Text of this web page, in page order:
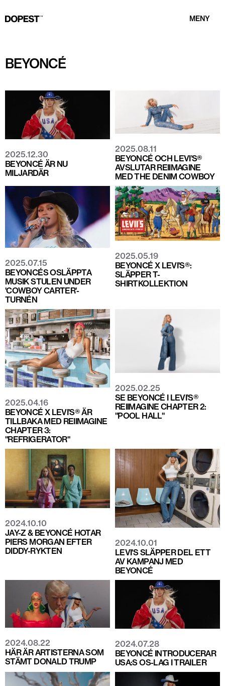
MENY
BEYONCÉ
2025.12.30
BEYONCÉ ÄR NU
MILJARDÄR
2025.08.11
BEYONCÉ OCH LEVI’S®
AVSLUTAR REIIMAGINE
MED THE DENIM COWBOY
2025.07.15
BEYONCÉS OSLÄPPTA
MUSIK STULEN UNDER
'COWBOY CARTER'-
TURNÉN
2025.05.19
BEYONCÉ X LEVI’S®:
SLÄPPER T-
SHIRTKOLLEKTION
2025.04.16
BEYONCÉ X LEVI’S® ÄR
TILLBAKA MED REIIMAGINE
CHAPTER 3:
"REFRIGERATOR"
2025.02.25
SE BEYONCÉ I LEVI’S®
REIIMAGINE CHAPTER 2:
"POOL HALL"
2024.10.10
JAY-Z & BEYONCÉ HOTAR
PIERS MORGAN EFTER
DIDDY-RYKTEN
2024.10.01
LEVI'S SLÄPPER DEL ETT
AV KAMPANJ MED
BEYONCÉ
2024.08.22
HÄR ÄR ARTISTERNA SOM
STÄMT DONALD TRUMP
2024.07.28
BEYONCÉ INTRODUCERAR
USA:S OS-LAG I TRAILER